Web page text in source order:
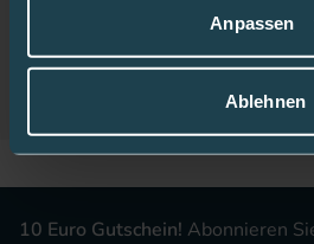
Anpassen
Ablehnen
Details ansehen
10 Euro Gutschein! Abonnieren